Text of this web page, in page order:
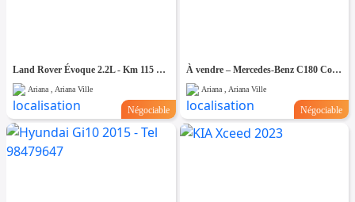
Land Rover Évoque 2.2L - Km 115 mille - Tel 98479647
Ariana , Ariana Ville
Négociable
À vendre – Mercedes-Benz C180 Compresser -Tel 98479647
Ariana , Ariana Ville
Négociable